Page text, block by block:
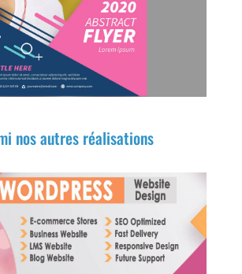
nos autres réalisations